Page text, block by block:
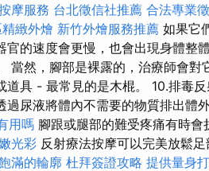
摩服務 台北徵信社推薦 合法專業
緻外燴 新竹外燴服務推薦 如果它
官的速度會更慢，也會出現身體整
當然，腳部是裸露的，治療師會
道具 - 最常見的是木棍。 10.排毒
尿液將體內不需要的物質排出體
用嗎 腳跟或腿部的難受疼痛有時會
光彩 反射療法按摩可以完美放鬆
滿的輪廓 杜拜簽證攻略 提供量身